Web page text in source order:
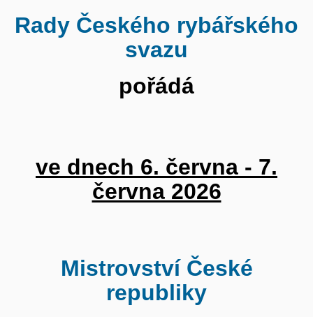
Rady Českého rybářského
svazu
pořádá
ve dnech 6. června - 7.
června 2026
Mistrovství České
republiky